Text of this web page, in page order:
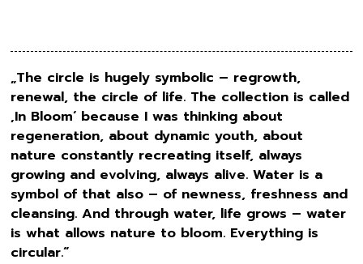
„The circle is hugely symbolic – regrowth,
renewal, the circle of life. The collection is called
‚In Bloom‘ because I was thinking about
regeneration, about dynamic youth, about
nature constantly recreating itself, always
growing and evolving, always alive. Water is a
symbol of that also – of newness, freshness and
cleansing. And through water, life grows – water
is what allows nature to bloom. Everything is
circular.“